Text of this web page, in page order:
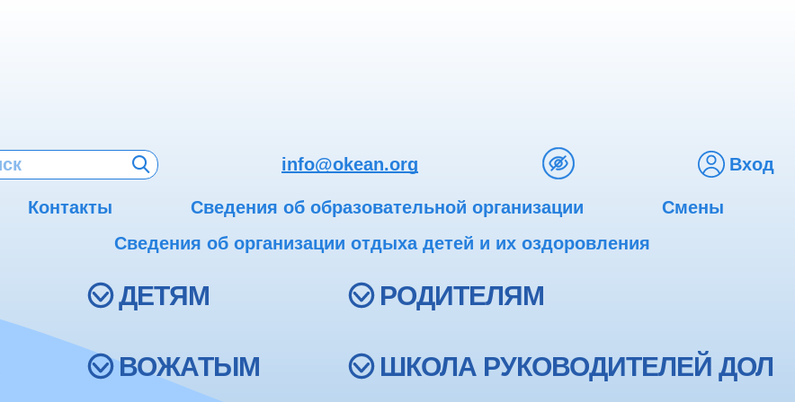
info@okean.org Вход
Контакты Сведения об образовательной организации
Смены
Сведения об организации отдыха детей и их оздоровления
ДЕТЯМ РОДИТЕЛЯМ
ВОЖАТЫМ ШКОЛА РУКОВОДИТЕЛЕЙ ДОЛ